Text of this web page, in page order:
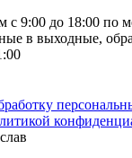
с 9:00 до 18:00 по
в выходные,